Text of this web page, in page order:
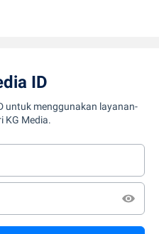
ID
untuk menggunakan layanan-
KG Media.